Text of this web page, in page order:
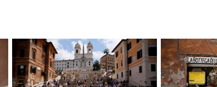
Україна Політика
Економіка Світ
Спорт Наука